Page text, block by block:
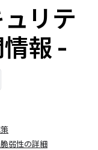
リテ
報 -
弱性の詳細